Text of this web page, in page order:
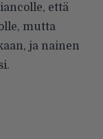
että
mutta
ja nainen